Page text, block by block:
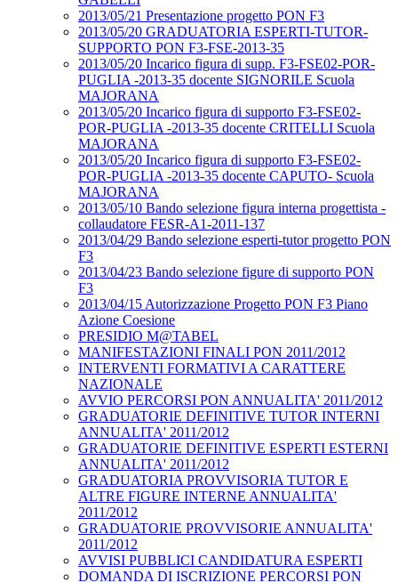
2013/05/21 Presentazione progetto PON F3
2013/05/20 GRADUATORIA ESPERTI-TUTOR-
SUPPORTO PON F3-FSE-2013-35
2013/05/20 Incarico figura di supp. F3-FSE02-POR-
PUGLIA -2013-35 docente SIGNORILE Scuola
MAJORANA
2013/05/20 Incarico figura di supporto F3-FSE02-
POR-PUGLIA -2013-35 docente CRITELLI Scuola
MAJORANA
2013/05/20 Incarico figura di supporto F3-FSE02-
POR-PUGLIA -2013-35 docente CAPUTO- Scuola
MAJORANA
2013/05/10 Bando selezione figura interna progettista -
collaudatore FESR-A1-2011-137
2013/04/29 Bando selezione esperti-tutor progetto PON
F3
2013/04/23 Bando selezione figure di supporto PON
F3
2013/04/15 Autorizzazione Progetto PON F3 Piano
Azione Coesione
PRESIDIO M@TABEL
MANIFESTAZIONI FINALI PON 2011/2012
INTERVENTI FORMATIVI A CARATTERE
NAZIONALE
AVVIO PERCORSI PON ANNUALITA' 2011/2012
GRADUATORIE DEFINITIVE TUTOR INTERNI
ANNUALITA' 2011/2012
GRADUATORIE DEFINITIVE ESPERTI ESTERNI
ANNUALITA' 2011/2012
GRADUATORIA PROVVISORIA TUTOR E
ALTRE FIGURE INTERNE ANNUALITA'
2011/2012
GRADUATORIE PROVVISORIE ANNUALITA'
2011/2012
AVVISI PUBBLICI CANDIDATURA ESPERTI
DOMANDA DI ISCRIZIONE PERCORSI PON